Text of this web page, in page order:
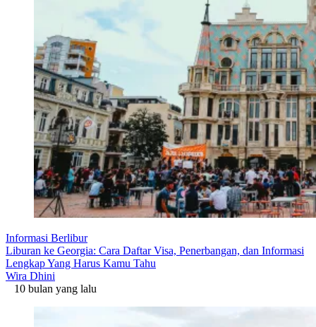
Informasi Berlibur
Liburan ke Georgia: Cara Daftar Visa, Penerbangan, dan Informasi
Lengkap Yang Harus Kamu Tahu
Wira Dhini
10 bulan yang lalu